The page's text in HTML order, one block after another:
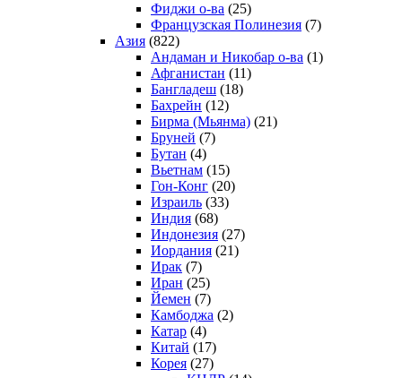
Фиджи о-ва (25)
Французская Полинезия (7)
Азия (822)
Андаман и Никобар о-ва (1)
Афганистан (11)
Бангладеш (18)
Бахрейн (12)
Бирма (Мьянма) (21)
Бруней (7)
Бутан (4)
Вьетнам (15)
Гон-Конг (20)
Израиль (33)
Индия (68)
Индонезия (27)
Иордания (21)
Ирак (7)
Иран (25)
Йемен (7)
Камбоджа (2)
Катар (4)
Китай (17)
Корея (27)